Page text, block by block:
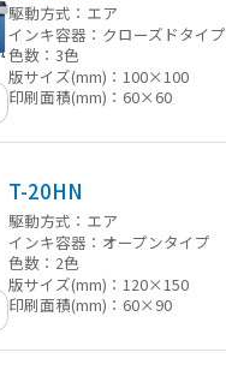
駆動方式： エア
インキ容器： クローズドタイプ
色数：3色
版サイズ(mm)： 100×100
印刷面積(mm)：60×60
T-20HN
駆動方式： エア
インキ容器： オープンタイプ
色数： 2色
版サイズ(mm)：120×150
印刷面積(mm)：60×90